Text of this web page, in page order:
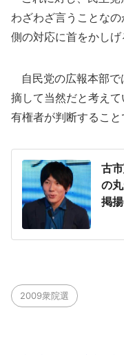
わざわざ言うことな
側の対応に首をかしげ
自民党の広報本部で
摘して当然だと考えて
有権者が判断すること
古
の
掲
2009衆院選